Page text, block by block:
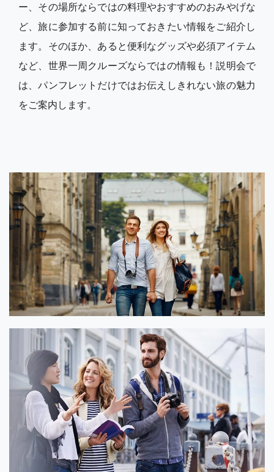
ー、その場所ならではの料理やおすすめのおみやげな
ど、旅に参加する前に知っておきたい情報をご紹介し
ます。そのほか、あると便利なグッズや必須アイテム
など、世界一周クルーズならではの情報も！説明会で
は、パンフレットだけではお伝えしきれない旅の魅力
をご案内します。